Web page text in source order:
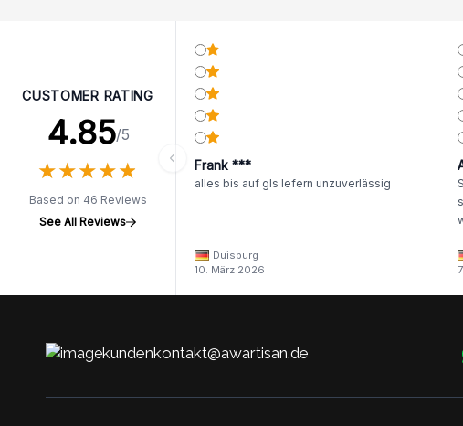
CUSTOMER RATING
4.85/5
★★★★★
★★★★★
Based on 46 Reviews
See All Reviews
Frank ***
alles bis auf gls lefern unzuverlässig
Duisburg
10. März 2026
kundenkontakt@awartisan.de